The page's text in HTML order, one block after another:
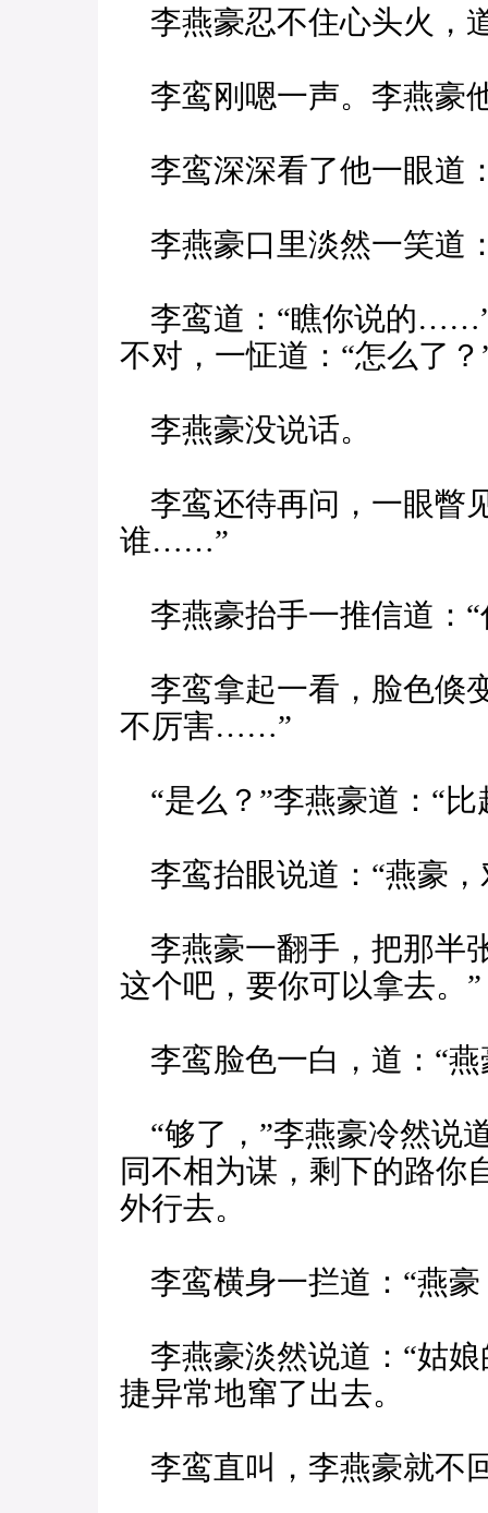
李燕豪忍不住心头火，
李鸾刚嗯一声。李燕豪
李鸾深深看了他一眼道
李燕豪口里淡然一笑道
李鸾道：“瞧你说的
不对，一怔道：“怎么了？
李燕豪没说话。
李鸾还待再问，一眼瞥
谁……”
李燕豪抬手一推信道：“
李鸾拿起一看，脸色倏
不厉害……”
“是么？”李燕豪道：“
李鸾抬眼说道：“燕豪
李燕豪一翻手，把那半
这个吧，要你可以拿去。”
李鸾脸色一白，道：“
“够了，”李燕豪冷然说
同不相为谋，剩下的路你
外行去。
李鸾横身一拦道：“燕
李燕豪淡然说道：“姑娘
捷异常地窜了出去。
李鸾直叫，李燕豪就不